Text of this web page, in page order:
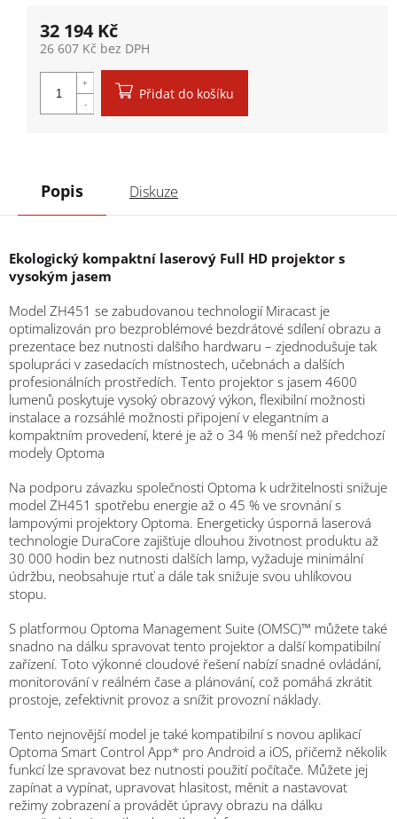
32 194 Kč
26 607 Kč bez DPH
Přidat do košíku
Popis Diskuze
Ekologický kompaktní laserový Full HD projektor s
vysokým jasem
Model ZH451 se zabudovanou technologií Miracast je
optimalizován pro bezproblémové bezdrátové sdílení obrazu a
prezentace bez nutnosti dalšího hardwaru – zjednodušuje tak
spolupráci v zasedacích místnostech, učebnách a dalších
profesionálních prostředích. Tento projektor s jasem 4600
lumenů poskytuje vysoký obrazový výkon, flexibilní možnosti
instalace a rozsáhlé možnosti připojení v elegantním a
kompaktním provedení, které je až o 34 % menší než předchozí
modely Optoma
Na podporu závazku společnosti Optoma k udržitelnosti snižuje
model ZH451 spotřebu energie až o 45 % ve srovnání s
lampovými projektory Optoma. Energeticky úsporná laserová
technologie DuraCore zajišťuje dlouhou životnost produktu až
30 000 hodin bez nutnosti dalších lamp, vyžaduje minimální
údržbu, neobsahuje rtuť a dále tak snižuje svou uhlíkovou
stopu.
S platformou Optoma Management Suite (OMSC)™ můžete také
snadno na dálku spravovat tento projektor a další kompatibilní
zařízení. Toto výkonné cloudové řešení nabízí snadné ovládání,
monitorování v reálném čase a plánování, což pomáhá zkrátit
prostoje, zefektivnit provoz a snížit provozní náklady.
Tento nejnovější model je také kompatibilní s novou aplikací
Optoma Smart Control App* pro Android a iOS, přičemž několik
funkcí lze spravovat bez nutnosti použití počítače. Můžete jej
zapínat a vypínat, upravovat hlasitost, měnit a nastavovat
režimy zobrazení a provádět úpravy obrazu na dálku